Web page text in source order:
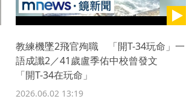
教練機墜2飛官殉職 「開T-34玩命」一
語成讖2／41歲盧季佑中校曾發文
「開T-34在玩命」
2026.06.02 13:19